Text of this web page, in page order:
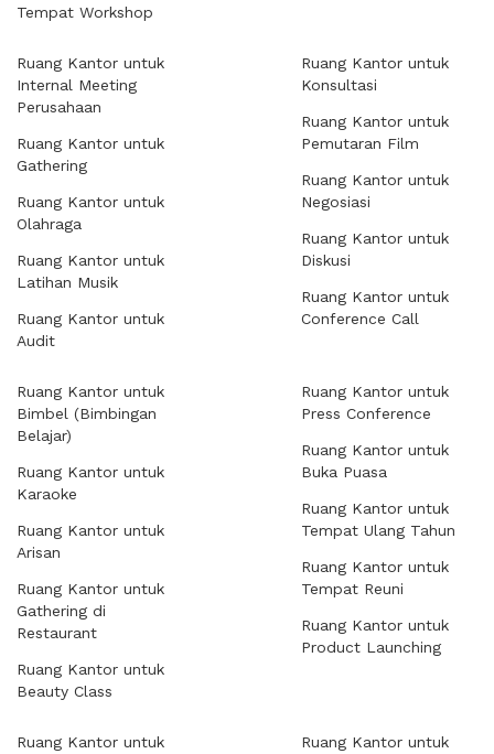
Tempat Workshop
Ruang Kantor untuk
Internal Meeting
Perusahaan
Ruang Kantor untuk
Gathering
Ruang Kantor untuk
Olahraga
Ruang Kantor untuk
Latihan Musik
Ruang Kantor untuk
Audit
Ruang Kantor untuk
Konsultasi
Ruang Kantor untuk
Pemutaran Film
Ruang Kantor untuk
Negosiasi
Ruang Kantor untuk
Diskusi
Ruang Kantor untuk
Conference Call
Ruang Kantor untuk
Bimbel (Bimbingan
Belajar)
Ruang Kantor untuk
Karaoke
Ruang Kantor untuk
Arisan
Ruang Kantor untuk
Gathering di
Restaurant
Ruang Kantor untuk
Beauty Class
Ruang Kantor untuk
Press Conference
Ruang Kantor untuk
Buka Puasa
Ruang Kantor untuk
Tempat Ulang Tahun
Ruang Kantor untuk
Tempat Reuni
Ruang Kantor untuk
Product Launching
Ruang Kantor untuk
Ruang Kantor untuk